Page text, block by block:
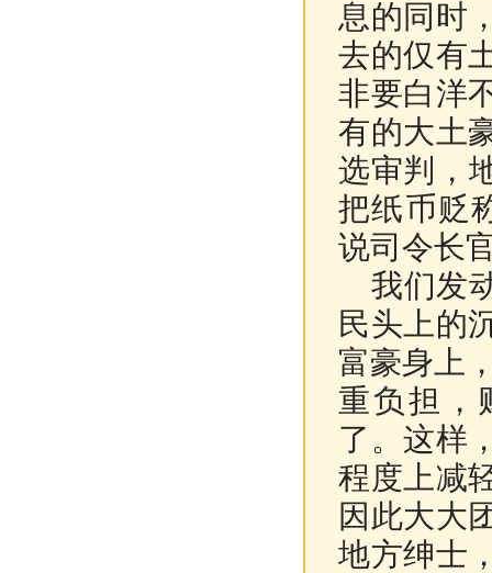
息的同时
去的仅有
非要白洋
有的大土
选审判，
把纸币贬
说司令长
我们发
民头上的
富豪身上
重负担，
了。这样
程度上减
因此大大
地方绅士